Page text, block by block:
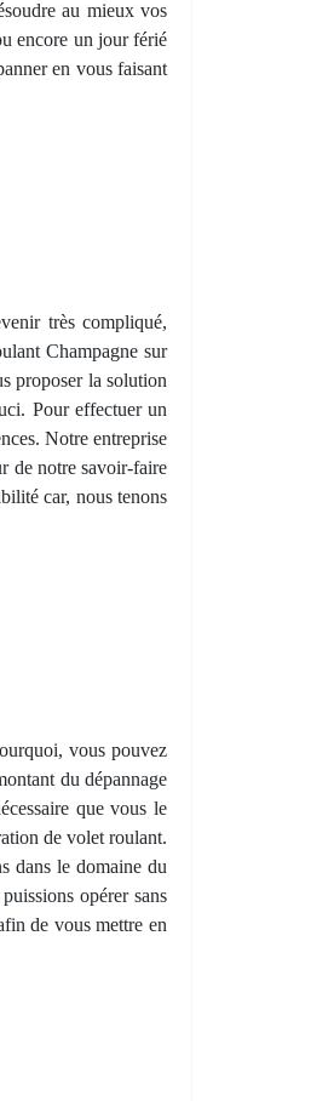
au mieux vos
encore un jour férié
en vous faisant
très compliqué,
Champagne sur
proposer la solution
Pour effectuer un
Notre entreprise
de notre savoir-faire
car, nous tenons
vous pouvez
du dépannage
que vous le
de volet roulant.
dans le domaine du
opérer sans
de vous mettre en